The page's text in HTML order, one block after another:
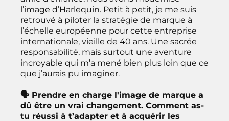
l’image d’Harlequin. Petit à petit, je me suis
retrouvé à piloter la stratégie de marque à
l’échelle européenne pour cette entreprise
internationale, vieille de 40 ans. Une sacrée
responsabilité, mais surtout une aventure
incroyable qui m’a mené bien plus loin que ce
que j’aurais pu imaginer.
🗣 Prendre en charge l'image de marque a
dû être un vrai changement. Comment as-
tu réussi à t’adapter et à acquérir les